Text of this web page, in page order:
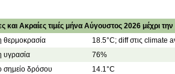
και Ακραίες τιμές μήνα Αύγουστος 2026 μέχρι
θερμοκρασία
18.5°C; diff στις climate
υγρασία
76%
σημείο δρόσου
14.1°C